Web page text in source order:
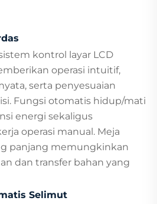
kontrol layar LCD
operasi intuitif,
serta penyesuaian
Fungsi otomatis hidup/mati
energi sekaligus
operasi manual. Meja
panjang memungkinkan
dan transfer bahan yang
Selimut